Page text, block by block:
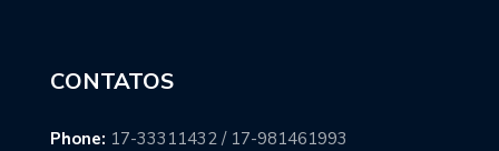
CONTATOS
Phone: 17-33311432 / 17-981461993